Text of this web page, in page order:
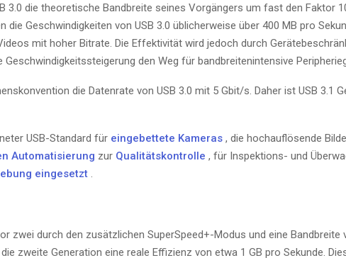
die theoretische Bandbreite seines Vorgängers um fast den Faktor
Geschwindigkeiten von USB 3.0 üblicherweise über 400 MB pro
mit hoher Bitrate. Die Effektivität wird jedoch durch
den Weg für bandbreitenintensive
die Datenrate von USB 3.0 mit 5 Gbit/s. Daher ist USB 3.1
USB-Standard für eingebettete Kameras , die hochauflösende
Automatisierung zur Qualitätskontrolle , für Inspektions- und
eingesetzt .
zwei durch den zusätzlichen SuperSpeed+-Modus und eine Bandbreite
zweite Generation eine reale Effizienz von etwa 1 GB pro Sekunde.